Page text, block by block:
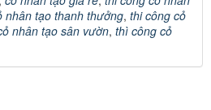
nhân tạo thanh thưởng, thi công cỏ
nhân tạo sân vườn, thì công cỏ